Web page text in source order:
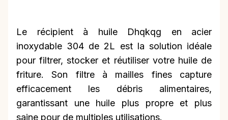
Le récipient à huile Dhqkqg en acier
inoxydable 304 de 2L est la solution idéale
pour filtrer, stocker et réutiliser votre huile de
friture. Son filtre à mailles fines capture
efficacement les débris alimentaires,
garantissant une huile plus propre et plus
saine pour de multiples utilisations.